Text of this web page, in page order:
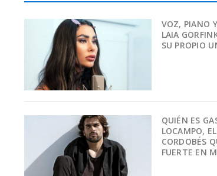
VOZ, PIANO
LAIA
SU PROPIO
QUIÉN ES
LOCAMPO, EL
CORDOBÉS
FUERTE EN